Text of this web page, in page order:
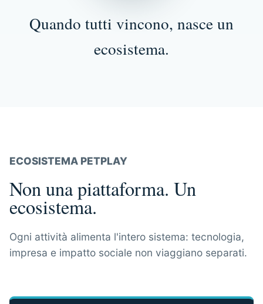
Quando tutti vincono, nasce un
ecosistema.
ECOSISTEMA PETPLAY
Non una piattaforma. Un
ecosistema.
Ogni attività alimenta l'intero sistema: tecnologia,
impresa e impatto sociale non viaggiano separati.